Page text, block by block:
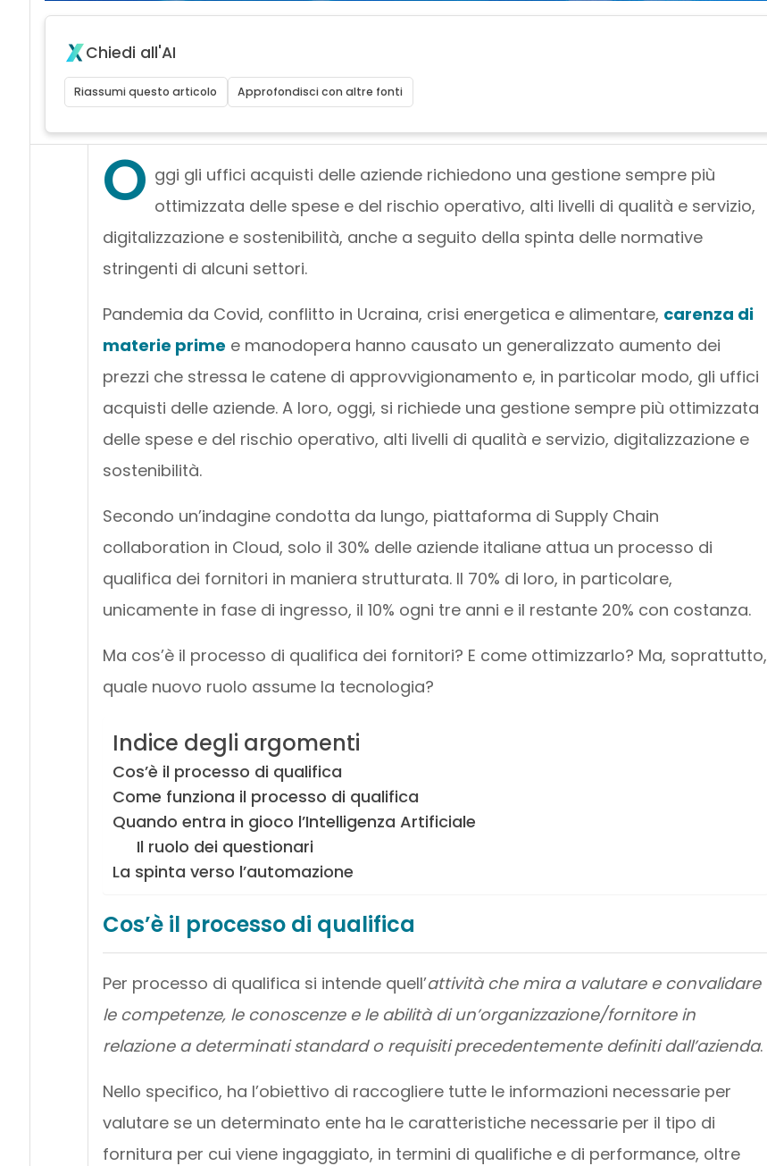
Chiedi all'AI
Riassumi questo articolo Approfondisci con altre fonti
O ggi gli uffici acquisti delle aziende richiedono una gestione sempre più
ottimizzata delle spese e del rischio operativo, alti livelli di qualità e servizio,
digitalizzazione e sostenibilità, anche a seguito della spinta delle normative
stringenti di alcuni settori.
Pandemia da Covid, conflitto in Ucraina, crisi energetica e alimentare, carenza di
materie prime e manodopera hanno causato un generalizzato aumento dei
prezzi che stressa le catene di approvvigionamento e, in particolar modo, gli uffici
acquisti delle aziende. A loro, oggi, si richiede una gestione sempre più ottimizzata
delle spese e del rischio operativo, alti livelli di qualità e servizio, digitalizzazione e
sostenibilità.
Secondo un’indagine condotta da Iungo, piattaforma di Supply Chain
collaboration in Cloud, solo il 30% delle aziende italiane attua un processo di
qualifica dei fornitori in maniera strutturata. Il 70% di loro, in particolare,
unicamente in fase di ingresso, il 10% ogni tre anni e il restante 20% con costanza.
Ma cos’è il processo di qualifica dei fornitori? E come ottimizzarlo? Ma, soprattutto,
quale nuovo ruolo assume la tecnologia?
Indice degli argomenti
Cos’è il processo di qualifica
Come funziona il processo di qualifica
Quando entra in gioco l’Intelligenza Artificiale
Il ruolo dei questionari
La spinta verso l’automazione
Cos’è il processo di qualifica
Per processo di qualifica si intende quell’attività che mira a valutare e convalidare
le competenze, le conoscenze e le abilità di un’organizzazione/fornitore in
relazione a determinati standard o requisiti precedentemente definiti dall’azienda.
Nello specifico, ha l’obiettivo di raccogliere tutte le informazioni necessarie per
valutare se un determinato ente ha le caratteristiche necessarie per il tipo di
fornitura per cui viene ingaggiato, in termini di qualifiche e di performance, oltre